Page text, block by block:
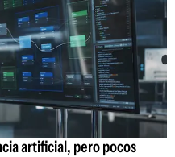
artificial, pero pocos